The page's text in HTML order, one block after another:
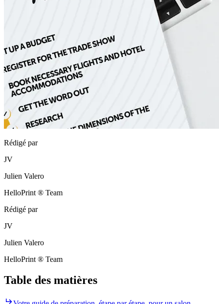
Rédigé par
JV
Julien Valero
HelloPrint ® Team
Rédigé par
JV
Julien Valero
HelloPrint ® Team
Table des matières